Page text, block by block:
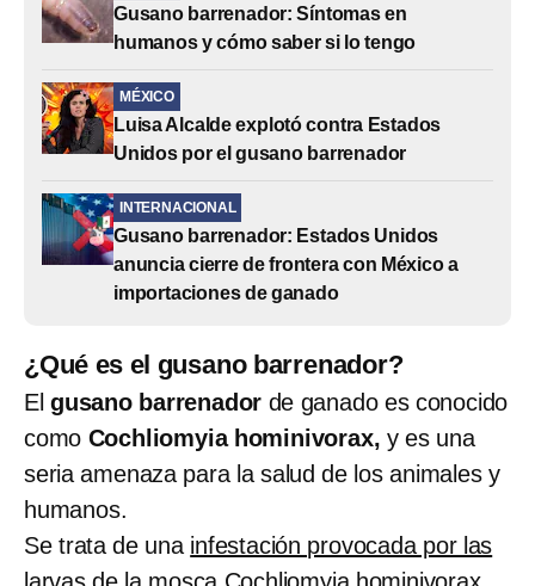
Gusano barrenador: Síntomas en
humanos y cómo saber si lo tengo
MÉXICO
Luisa Alcalde explotó contra Estados
Unidos por el gusano barrenador
INTERNACIONAL
Gusano barrenador: Estados Unidos
anuncia cierre de frontera con México a
importaciones de ganado
¿Qué es el gusano barrenador?
El gusano barrenador de ganado es conocido
como Cochliomyia hominivorax, y es una
seria amenaza para la salud de los animales y
humanos.
Se trata de una infestación provocada por las